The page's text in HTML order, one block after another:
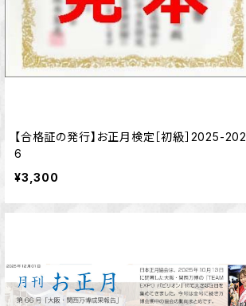
【合格証の発行】お正月検定［初級］2025-202
6
¥3,300